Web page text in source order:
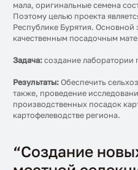
мала, оригинальные семена
Поэтому целью проекта
Республике Бурятия. Основной
качественным посадочным
Задача: создание лаборатории
Результаты: Обеспечить
также, проведение
производственных посадок
картофелеводстве региона.
“Создание